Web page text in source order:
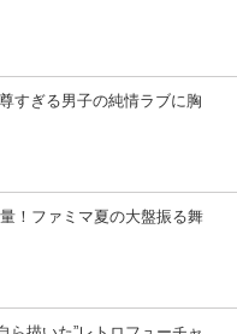
すぎる男子の純情ラブに胸
！ファミマ夏の大盤振る舞